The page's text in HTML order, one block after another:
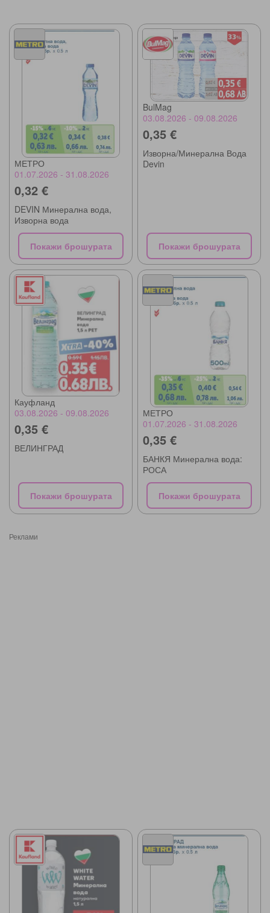
МЕТРО
01.07.2026 - 31.08.2026
0,32 €
DEVIN Минерална вода,
Изворна вода
Покажи брошурата
BulMag
03.08.2026 - 09.08.2026
0,35 €
Изворна/Минерална Вода
Devin
Покажи брошурата
Кауфланд
03.08.2026 - 09.08.2026
0,35 €
ВЕЛИНГРАД
Покажи брошурата
МЕТРО
01.07.2026 - 31.08.2026
0,35 €
БАНКЯ Минерална вода:
РОСА
Покажи брошурата
Реклами